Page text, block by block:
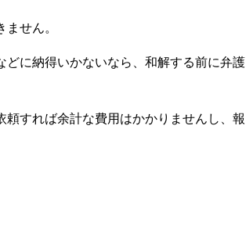
せん。
に納得いかないなら、和解する前に弁護
すれば余計な費用はかかりませんし、報